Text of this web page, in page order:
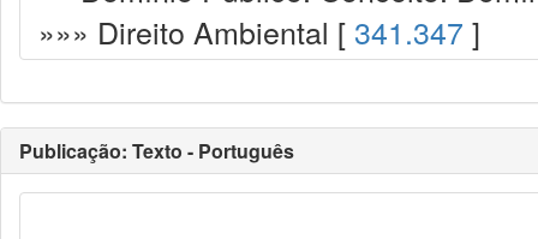
»»» Direito Ambiental [ 341.347 ]
Publicação: Texto - Português